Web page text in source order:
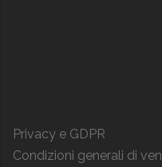
Privacy e GDPR
Condizioni generali di